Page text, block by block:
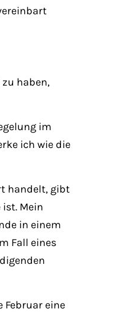
haben,
im
ich wie die
handelt, gibt
Mein
in einem
Fall eines
eine